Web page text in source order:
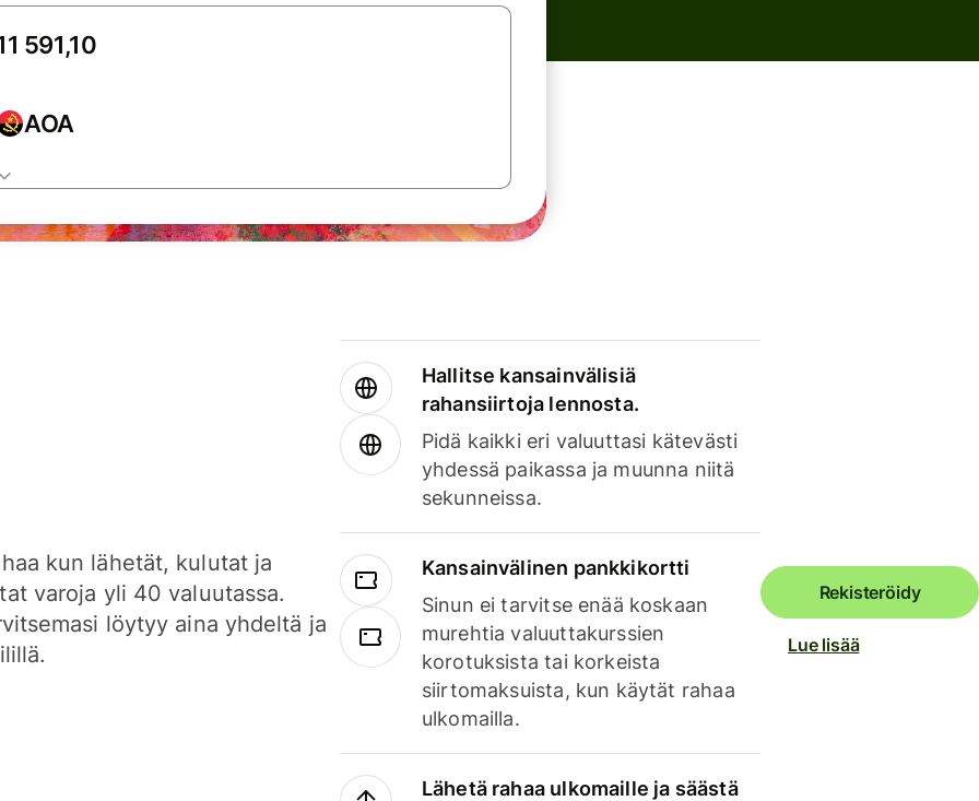
AOA
kun lähetät, kulutat ja
varoja yli 40 valuutassa.
löytyy aina yhdeltä ja
Hallitse kansainvälisiä
rahansiirtoja lennosta.
Pidä kaikki eri valuuttasi kätevästi
yhdessä paikassa ja muunna niitä
sekunneissa.
Kansainvälinen pankkikortti
Sinun ei tarvitse enää koskaan
murehtia valuuttakurssien
korotuksista tai korkeista
siirtomaksuista, kun käytät rahaa
ulkomailla.
Lähetä rahaa ulkomaille ja säästä
Rekisteröidy
Lue lisää